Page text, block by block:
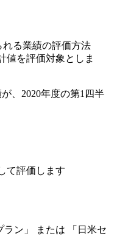
る業績の評価方法
値を評価対象としま
、2020年度の第1四半
て評価します
ラン 」 または 「 日米セ